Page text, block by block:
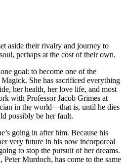
aside their rivalry and journey to
perhaps at the cost of their own.
goal: to become one of the
She has sacrificed everything
her health, her love life, and most
with Professor Jacob Grimes at
in the world—that is, until he dies
possibly be her fault.
going in after him. Because his
very future in his now incorporeal
to stop the pursuit of her dreams.
Murdoch, has come to the same